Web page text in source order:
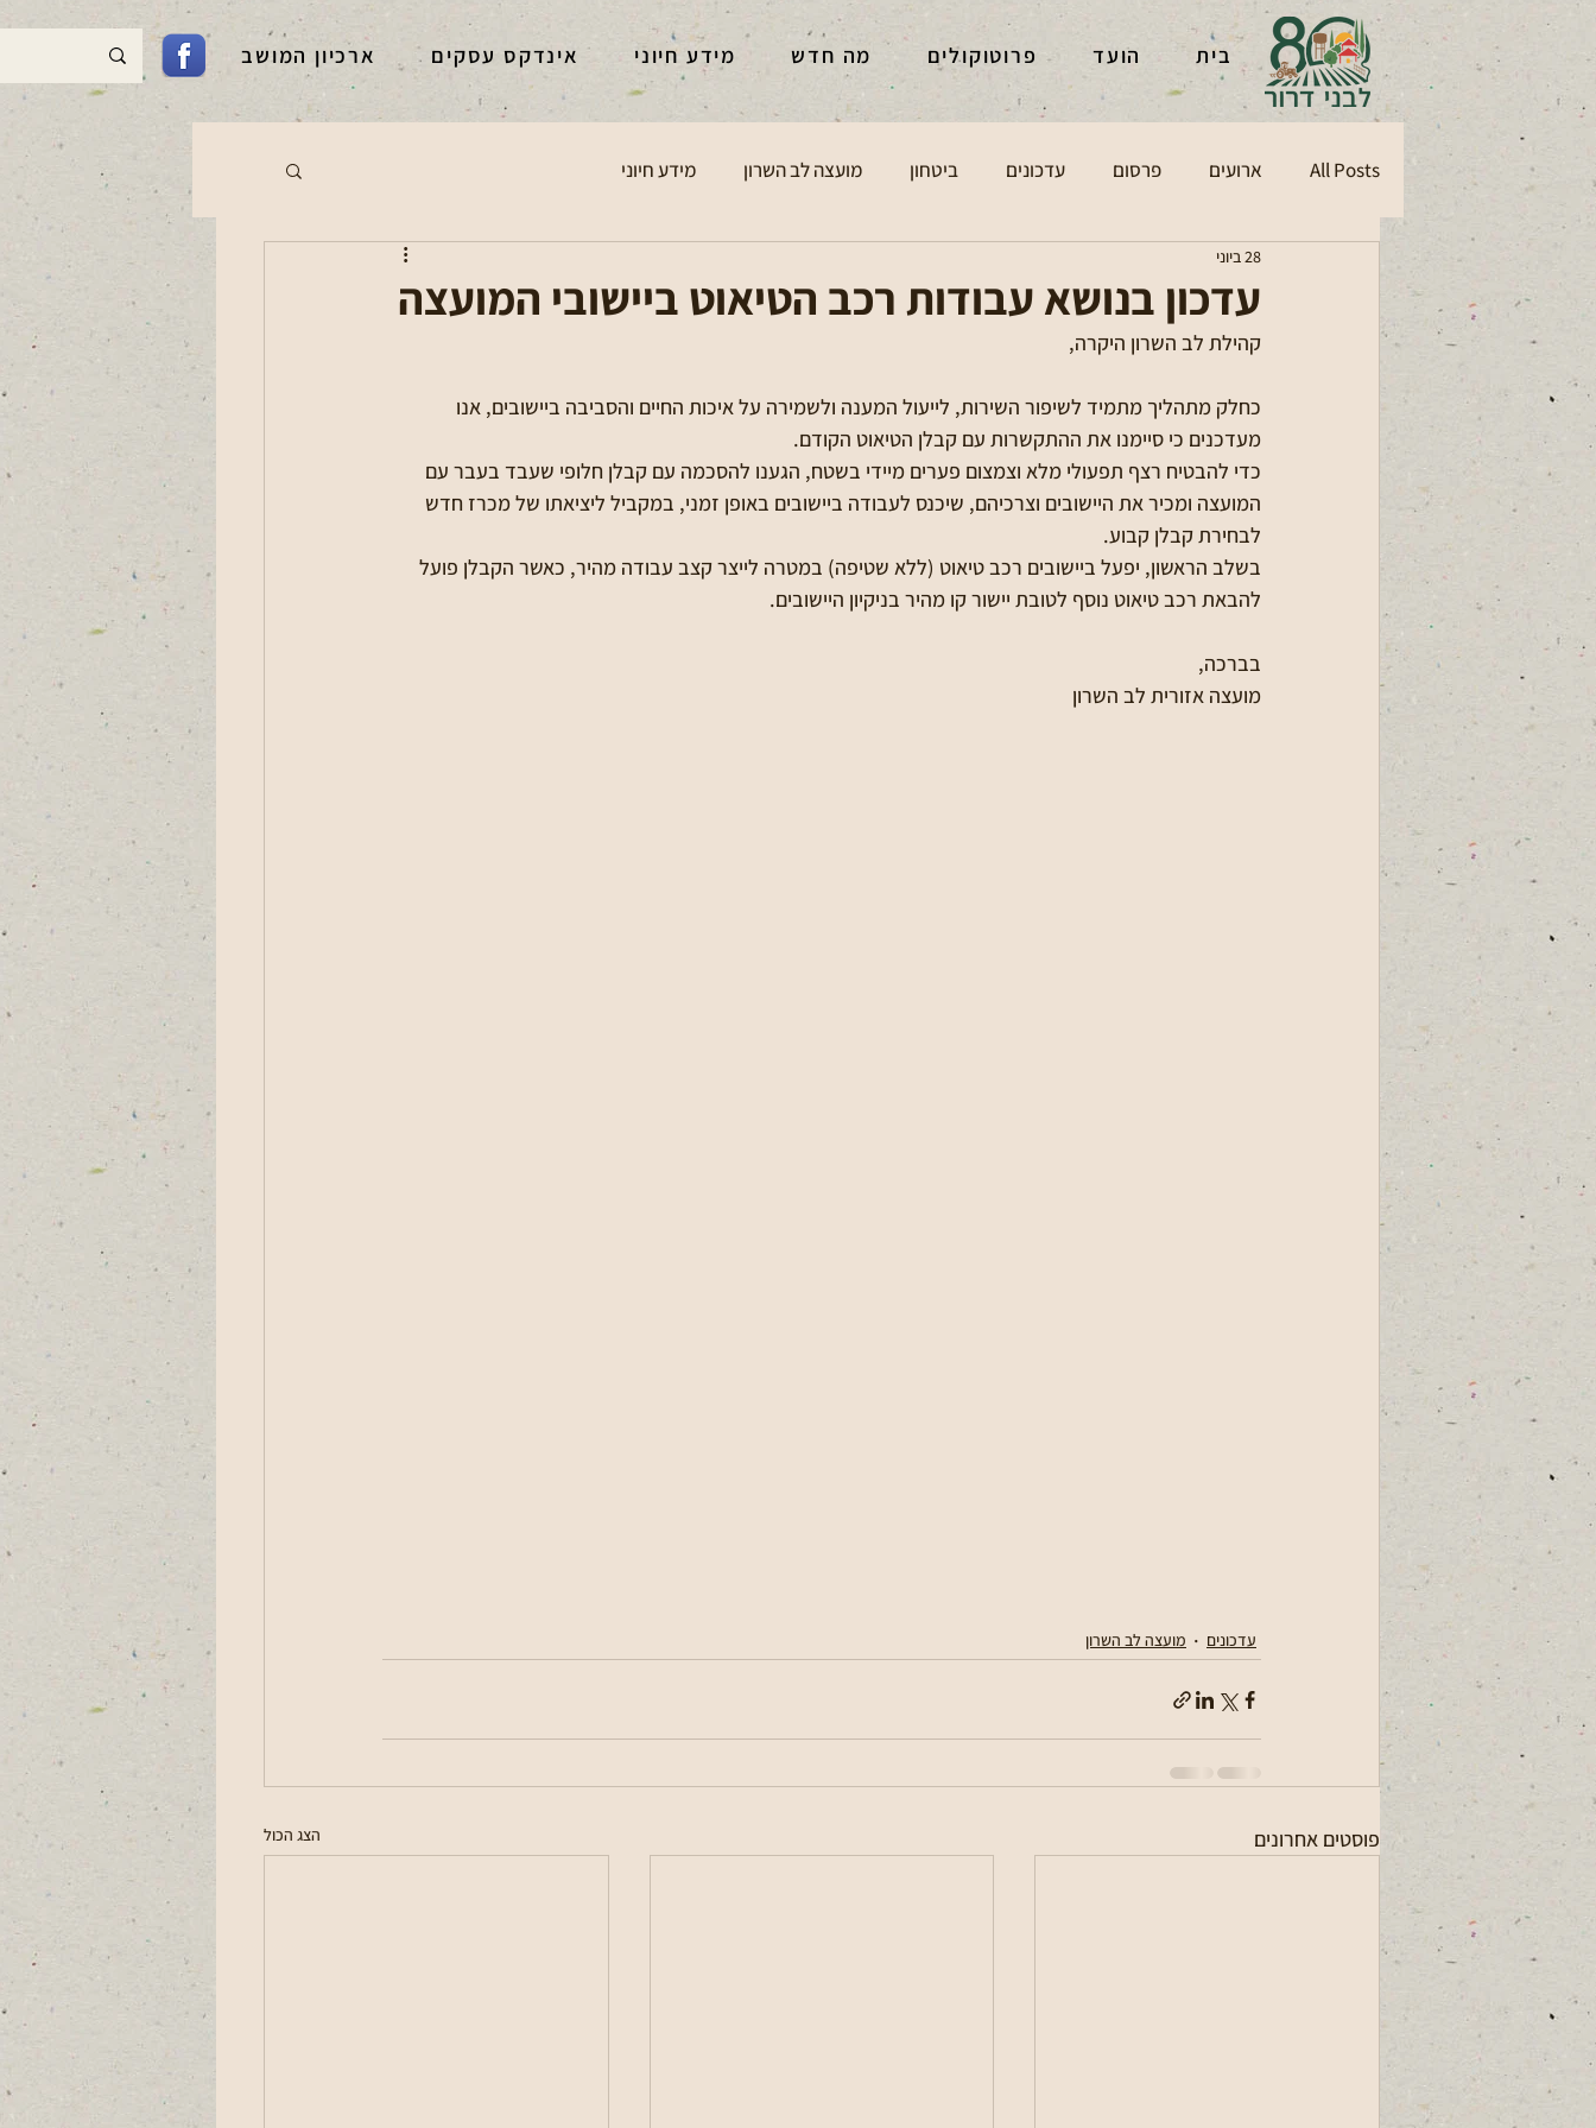
בית הועד פרוטוקולים מה חדש מידע חיוני אינדקס עסקים ארכיון המושב
All Posts ארועים פרסום עדכונים ביטחון מועצה לב השרון מידע חיוני
עדכון בנושא עבודות רכב הטיאוט ביישובי המועצה
28 ביוני
קהילת לב השרון היקרה,
כחלק מתהליך מתמיד לשיפור השירות, לייעול המענה ולשמירה על איכות החיים והסביבה ביישובים, אנו
מעדכנים כי סיימנו את ההתקשרות עם קבלן הטיאוט הקודם.
כדי להבטיח רצף תפעולי מלא וצמצום פערים מיידי בשטח, הגענו להסכמה עם קבלן חלופי שעבד בעבר עם
המועצה ומכיר את היישובים וצרכיהם, שיכנס לעבודה ביישובים באופן זמני, במקביל ליציאתו של מכרז חדש
לבחירת קבלן קבוע.
בשלב הראשון, יפעל ביישובים רכב טיאוט (ללא שטיפה) במטרה לייצר קצב עבודה מהיר, כאשר הקבלן פועל
להבאת רכב טיאוט נוסף לטובת יישור קו מהיר בניקיון היישובים.
בברכה,
מועצה אזורית לב השרון
עדכונים מועצה לב השרון
פוסטים אחרונים הצג הכול